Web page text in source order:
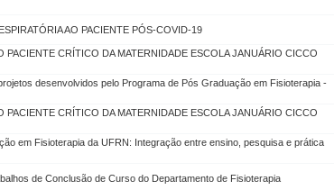
AO PACIENTE PÓS-COVID-19
PACIENTE CRÍTICO DA MATERNIDADE ESCOLA JANUÁRIO CICCO
desenvolvidos pelo Programa de Pós Graduação em Fisioterapia -
PACIENTE CRÍTICO DA MATERNIDADE ESCOLA JANUÁRIO CICCO
em Fisioterapia da UFRN: Integração entre ensino, pesquisa e prática
de Conclusão de Curso do Departamento de Fisioterapia